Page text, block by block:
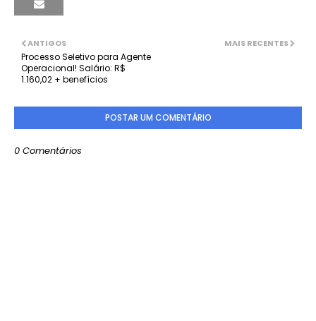
MAIS RECENTES
ANTIGOS
Processo Seletivo para Agente
Operacional! Salário: R$
1.160,02 + benefícios
POSTAR UM COMENTÁRIO
0 Comentários